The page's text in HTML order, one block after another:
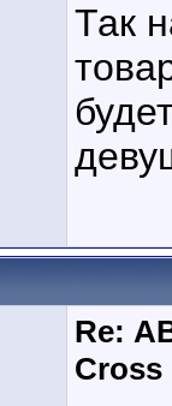
Так
Re:
Cross